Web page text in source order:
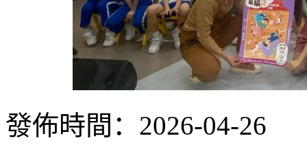
發佈時間：2026-04-26